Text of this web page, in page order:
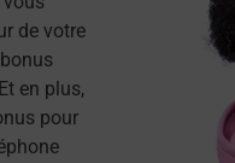
de votre
en plus,
pour